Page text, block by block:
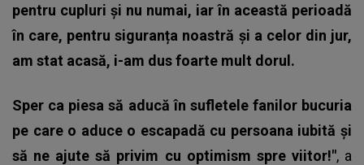
pentru cupluri și nu numai, iar în această perioadă
în care, pentru siguranța noastră și a celor din jur,
am stat acasă, i-am dus foarte mult dorul.
Sper ca piesa să aducă în sufletele fanilor bucuria
pe care o aduce o escapadă cu persoana iubită și
să ne ajute să privim cu optimism spre viitor!", a